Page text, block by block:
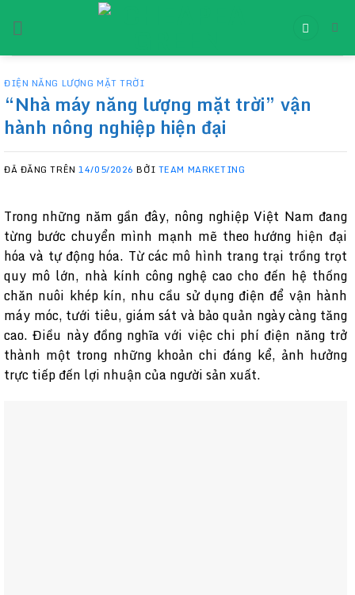
đến
ĐIỆN NĂNG LƯỢNG MẶT TRỜI
“Nhà máy năng lượng mặt trời” vận
hành nông nghiệp hiện đại
ĐÃ ĐĂNG TRÊN14/05/2026 BỞI TEAM MARKETING
Trong những năm gần đây, nông nghiệp Việt Nam đang
từng bước chuyển mình mạnh mẽ theo hướng hiện đại
hóa và tự động hóa. Từ các mô hình trang trại trồng trọt
quy mô lớn, nhà kính công nghệ cao cho đến hệ thống
chăn nuôi khép kín, nhu cầu sử dụng điện để vận hành
máy móc, tưới tiêu, giám sát và bảo quản ngày càng tăng
cao. Điều này đồng nghĩa với việc chi phí điện năng trở
thành một trong những khoản chi đáng kể, ảnh hưởng
trực tiếp đến lợi nhuận của người sản xuất.